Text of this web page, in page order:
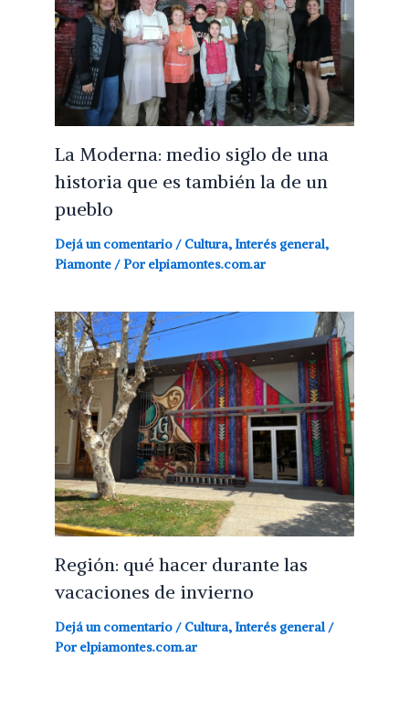
La Moderna: medio siglo de una
historia que es también la de un
pueblo
Dejá un comentario / Cultura, Interés general,
Piamonte / Por elpiamontes.com.ar
Región: qué hacer durante las
vacaciones de invierno
Dejá un comentario / Cultura, Interés general/
Por elpiamontes.com.ar